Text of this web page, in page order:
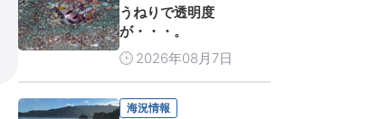
うねりで透明度
が・・・。
2026年08月7日
海況情報